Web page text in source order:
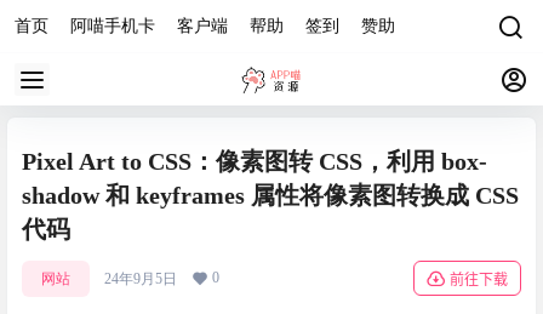
首页 阿喵手机卡 客户端 帮助 签到 赞助
Pixel Art to CSS：像素图转 CSS，利用 box-
shadow 和 keyframes 属性将像素图转换成 CSS
代码
网站 24年9月5日 0 前往下载